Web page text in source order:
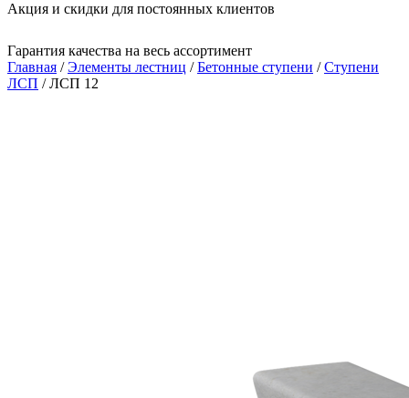
Акция и скидки для постоянных клиентов
Гарантия качества на весь ассортимент
Главная /Элементы лестниц /Бетонные ступени /Ступени
ЛСП / ЛСП 12